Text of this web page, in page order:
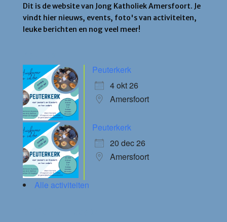
Dit is de website van Jong Katholiek Amersfoort. Je
vindt hier nieuws, events, foto's van activiteiten,
leuke berichten en nog veel meer!
Peuterkerk
4 okt 26
Amersfoort
Peuterkerk
20 dec 26
Amersfoort
Alle activiteiten